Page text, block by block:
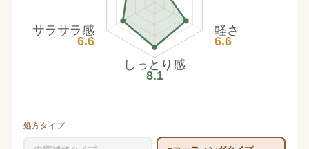
軽さ
6.6
しっとり感
8.1
サラサラ感
6.6
処方タイプ